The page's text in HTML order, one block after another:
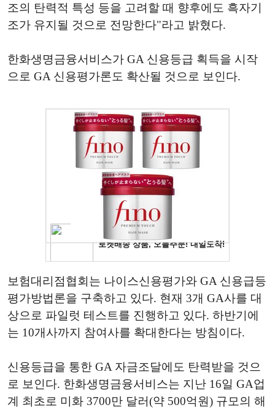
조의 탄력적 특성 등을 고려할 때 향후에도 흑자기
조가 유지될 것으로 전망한다"라고 밝혔다.
한화생명금융서비스가 GA 신용등급 획득을 시작
으로 GA 신용평가론도 확산될 것으로 보인다.
보험대리점협회는 나이스신용평가와 GA 신용급등
평가방법론을 구축하고 있다. 현재 3개 GA사를 대
상으로 파일럿 테스트를 진행하고 있다. 하반기에
는 10개사까지 참여사를 확대한다는 방침이다.
신용등급을 통한 GA 자금조달에도 탄력받을 것으
로 보인다. 한화생명금융서비스는 지난 16일 GA업
계 최초로 미화 3700만 달러(약 500억원) 규모의 해